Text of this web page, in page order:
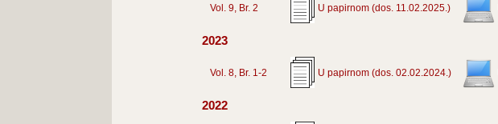
Vol. 9, Br. 2 U papirnom (dos. 11.02.2025.)
2023
Vol. 8, Br. 1-2 U papirnom (dos. 02.02.2024.)
2022